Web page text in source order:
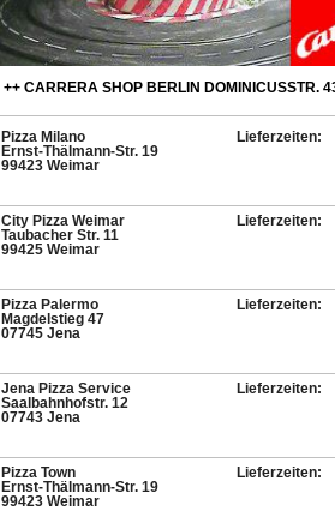
++ CARRERA SHOP BERLIN DOMINICUSSTR.
Pizza Milano
Ernst-Thälmann-Str. 19
99423 Weimar
Lieferzeiten:
City Pizza Weimar
Taubacher Str. 11
99425 Weimar
Lieferzeiten:
Pizza Palermo
Magdelstieg 47
07745 Jena
Lieferzeiten:
Jena Pizza Service
Saalbahnhofstr. 12
07743 Jena
Lieferzeiten:
Pizza Town
Ernst-Thälmann-Str. 19
99423 Weimar
Lieferzeiten: